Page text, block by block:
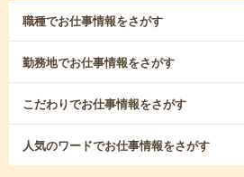
職種でお仕事情報をさがす
勤務地でお仕事情報をさがす
こだわりでお仕事情報をさがす
人気のワードでお仕事情報をさがす